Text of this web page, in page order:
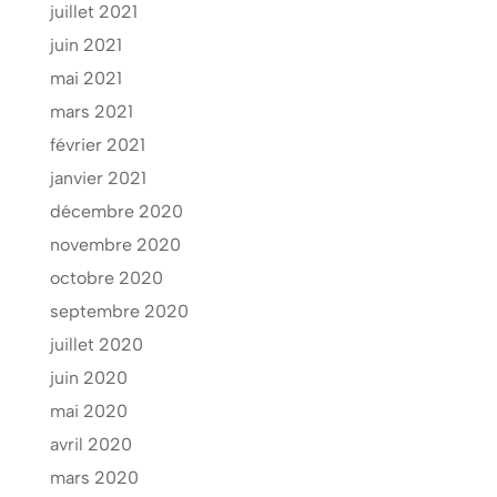
juillet 2021
juin 2021
mai 2021
mars 2021
février 2021
janvier 2021
décembre 2020
novembre 2020
octobre 2020
septembre 2020
juillet 2020
juin 2020
mai 2020
avril 2020
mars 2020